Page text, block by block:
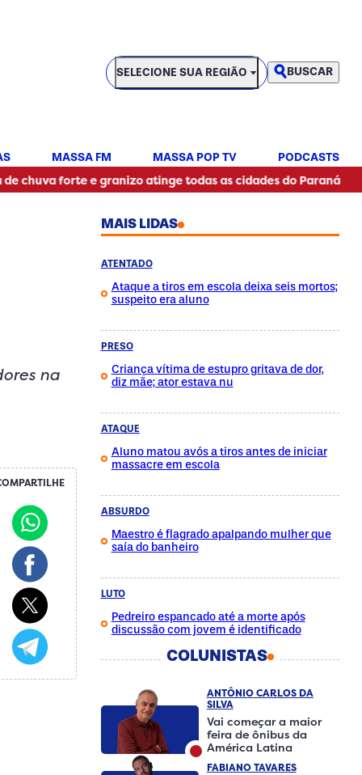
SELECIONE SUA REGIÃO
SELECIONE SUA REGIÃO BUSCAR
MASSA FM MASSA POP TV PODCASTS
e granizo atinge todas as cidades do Paraná •
na
MAIS LIDAS
ATENTADO
Ataque a tiros em escola deixa seis mortos;
suspeito era aluno
PRESO
Criança vítima de estupro gritava de dor,
diz mãe; ator estava nu
ATAQUE
Aluno matou avós a tiros antes de iniciar
massacre em escola
ABSURDO
Maestro é flagrado apalpando mulher que
saía do banheiro
LUTO
Pedreiro espancado até a morte após
discussão com jovem é identificado
COLUNISTAS
ANTÔNIO CARLOS DA
SILVA
Vai começar a maior
feira de ônibus da
América Latina
FABIANO TAVARES